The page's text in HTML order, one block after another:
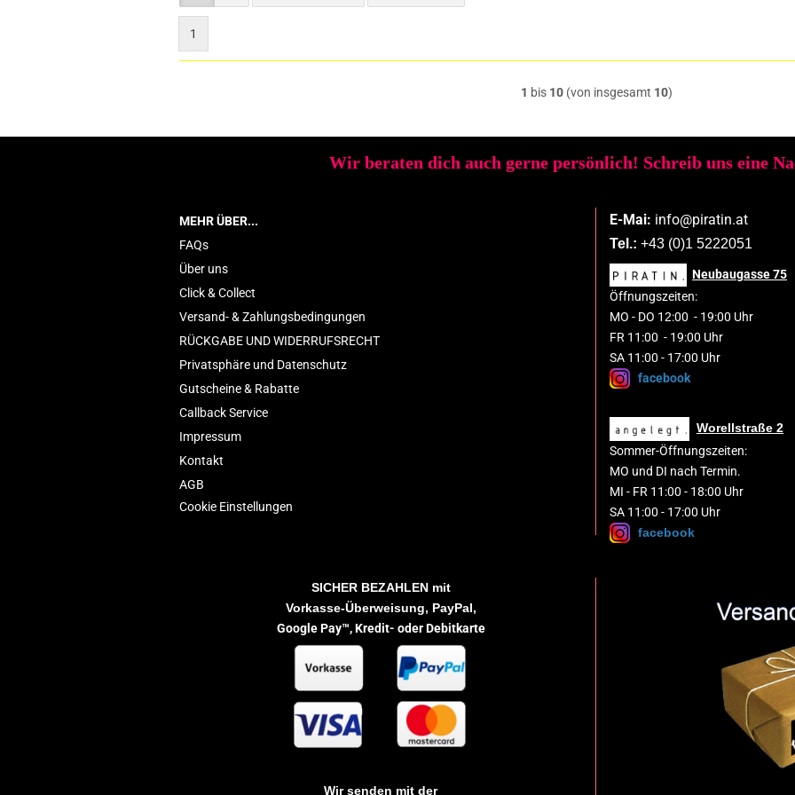
1
1 bis 10(von insgesamt 10)
Wir beraten dich auch gerne persönlich! Schreib uns eine
MEHR ÜBER...
FAQs
Über uns
Click & Collect
Versand- & Zahlungsbedingungen
RÜCKGABE UND WIDERRUFSRECHT
Privatsphäre und Datenschutz
Gutscheine & Rabatte
Callback Service
Impressum
Kontakt
AGB
Cookie Einstellungen
E-Mai: info@piratin.at
Tel.: +43 (0)1 5222051
Neubaugasse75
Öffnungszeiten:
MO - DO 1 2:00 - 19:00 Uhr
FR 11:00 - 19:00 Uhr
SA 11:00 - 17:00 Uhr
facebook
Worellstraße 2
Sommer-Öffnungszeiten:
MO und DI nach Termin.
MI - FR 11:00 - 18:00 Uhr
SA 11:00 - 17:00 Uhr
facebook
SICHER BEZAHLENmit
Vorkasse-Überweisung, PayPal,
Google Pay™,Kredit- oder Debitkarte
Wir senden mit der